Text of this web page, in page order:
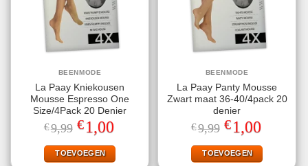
BEENMODE
La Paay Kniekousen
Mousse Espresso One
Size/4Pack 20 Denier
€9,99 Oorspronkelijke
prijs
was:
€9,99.
€1,00
is:
€1,00.
TOEVOEGEN
BEENMODE
La Paay Panty Mousse
Zwart maat 36-40/4pack 20
denier
€9,99 Oorspronkelijke
prijs
was:
€9,99.
€1,00
is:
€1,00.
TOEVOEGEN